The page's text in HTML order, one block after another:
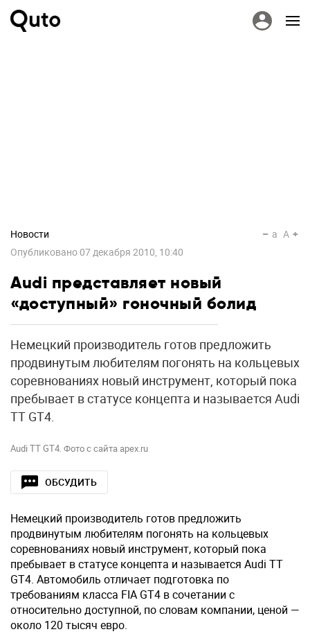
Новости
Опубликовано 07 декабря 2010, 10:40
a A
Audi представляет новый
«доступный» гоночный болид
Немецкий производитель готов предложить
продвинутым любителям погонять на кольцевых
соревнованиях новый инструмент, который пока
пребывает в статусе концепта и называется Audi
TT GT4.
Audi TT GT4. Фото с сайта apex.ru
ОБСУДИТЬ
Немецкий производитель готов предложить
продвинутым любителям погонять на кольцевых
соревнованиях новый инструмент, который пока
пребывает в статусе концепта и называется Audi TT
GT4. Автомобиль отличает подготовка по
требованиям класса FIA GT4 в сочетании с
относительно доступной, по словам компании, ценой —
около 120 тысяч евро.